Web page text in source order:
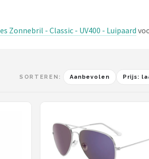
Zonnebril - Classic - UV400 - Luipaard
SORTEREN: Aanbevolen Prijs: